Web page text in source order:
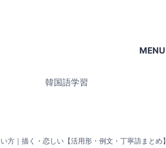
MENU
韓国語学習
方｜描く・恋しい【活用形・例文・丁寧語まとめ】